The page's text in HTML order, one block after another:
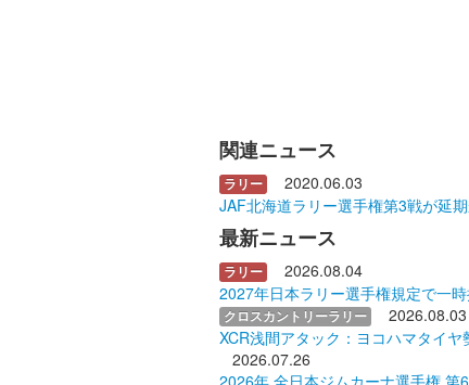
関連ニュース
ラリー
2020.06.03
JAF北海道ラリー選手権第3戦が延
最新ニュース
ラリー
2026.08.04
2027年日本ラリー選手権規定で一
クロスカントリーラリー
2026.08.03
XCR浅間アタック：ヨコハマタイ
2026.07.26
2026年 全日本ジムカーナ選手権 第